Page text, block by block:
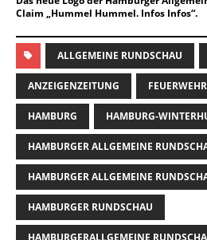
Claim „Hummel Hummel. Infos Infos“.
ALLGEMEINE RUNDSCHAU
ANZEIGENZEITUNG FEUERWEHR
HAMBURG HAMBURG-
HAMBURGER ALLGEMEINE
HAMBURGER ALLGEMEINE
HAMBURGER RUNDSCHAU
HAMBURGERALLGEMEINE